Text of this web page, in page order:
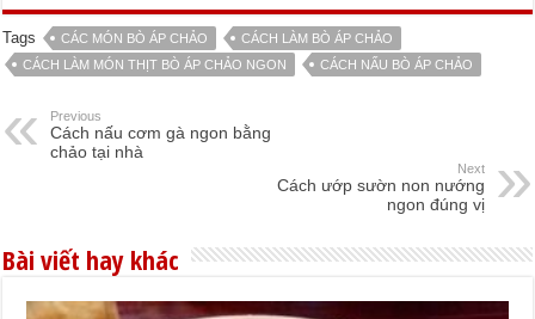
Tags CÁC MÓN BÒ ÁP CHẢO
CÁCH LÀM BÒ ÁP CHẢO
CÁCH LÀM MÓN THỊT BÒ ÁP CHẢO NGON
CÁCH NẤU BÒ ÁP CHẢO
Previous
Cách nấu cơm gà ngon bằng
chảo tại nhà
Next
Cách ướp sườn non nướng
ngon đúng vị
Bài viết hay khác